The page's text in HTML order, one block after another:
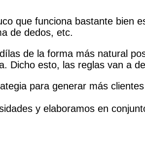
que funciona bastante bien
de dedos, etc.
de la forma más natural
Dicho esto, las reglas van a
para generar más
y elaboramos en